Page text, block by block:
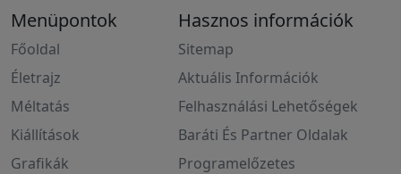
Menüpontok
Főoldal
Életrajz
Méltatás
Kiállítások
Grafikák
Hasznos információk
Sitemap
Aktuális Információk
Felhasználási Lehetőségek
Baráti És Partner Oldalak
Programelőzetes